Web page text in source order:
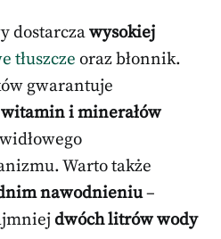
dostarczawysokiej
tłuszcze oraz błonnik.
gwarantuje
i minerałów
Warto także
nawodnieniu–
dwóch litrów wody